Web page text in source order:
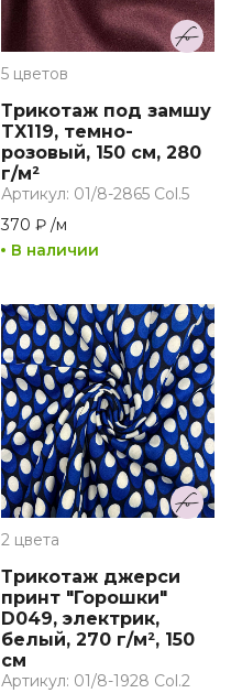
5 цветов
Трикотаж под замшу
TX119, темно-
розовый, 150 см, 280
г/м²
Артикул: 01/8-2865 Col.5
370 ₽ /м
В наличии
2 цвета
Трикотаж джерси
принт "Горошки"
D049, электрик,
белый, 270 г/м², 150
см
Артикул: 01/8-1928 Col.2